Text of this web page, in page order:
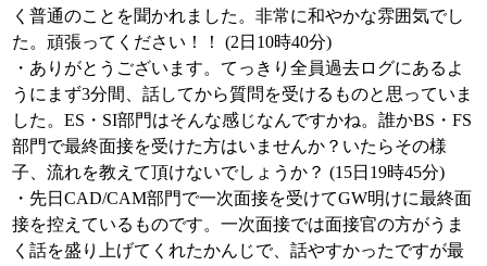
く普通のことを聞かれました。非常に和やかな雰囲気でし
た。頑張ってください！！ (2日10時40分)
・ありがとうございます。てっきり全員過去ログにあるよ
うにまず3分間、話してから質問を受けるものと思っていま
した。ES・SI部門はそんな感じなんですかね。誰かBS・FS
部門で最終面接を受けた方はいませんか？いたらその様
子、流れを教えて頂けないでしょうか？ (15日19時45分)
・先日CAD/CAM部門で一次面接を受けてGW明けに最終面
接を控えているものです。一次面接では面接官の方がうま
く話を盛り上げてくれたかんじで、話やすかったですが最